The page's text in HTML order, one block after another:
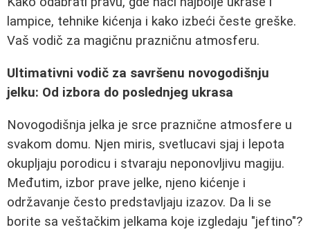
lampice, tehnike kićenja i kako izbeći česte greške.
Vaš vodič za magičnu prazničnu atmosferu.
Ultimativni vodič za savršenu novogodišnju
jelku: Od izbora do poslednjeg ukrasa
Novogodišnja jelka je srce praznične atmosfere u
svakom domu. Njen miris, svetlucavi sjaj i lepota
okupljaju porodicu i stvaraju neponovljivu magiju.
Međutim, izbor prave jelke, njeno kićenje i
održavanje često predstavljaju izazov. Da li se
borite sa veštačkim jelkama koje izgledaju "jeftino"?